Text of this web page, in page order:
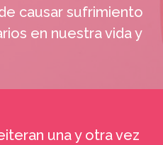
causar sufrimiento
en nuestra vida y
una y otra vez